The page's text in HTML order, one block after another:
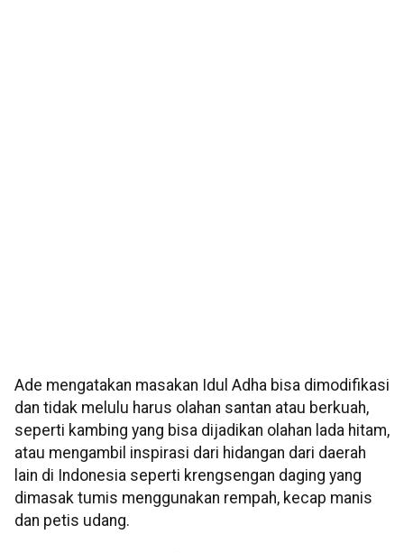
Ade mengatakan masakan Idul Adha bisa dimodifikasi
dan tidak melulu harus olahan santan atau berkuah,
seperti kambing yang bisa dijadikan olahan lada hitam,
atau mengambil inspirasi dari hidangan dari daerah
lain di Indonesia seperti krengsengan daging yang
dimasak tumis menggunakan rempah, kecap manis
dan petis udang.